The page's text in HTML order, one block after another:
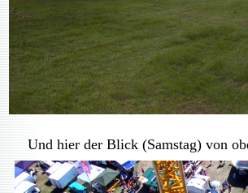
Und hier der Blick (Samstag) von